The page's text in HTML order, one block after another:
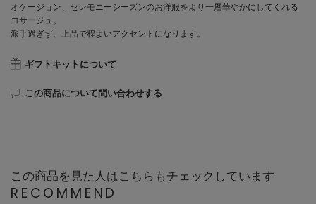
オケージョン、セレモニーシーズンのお洋服をより一層華やかにしてくれる
コサージュ。
派手過ぎず、上品で程よいアクセントになります。
ギフトキットについて
この商品について問い合わせする
この商品を見た人はこちらもチェックしています
RECOMMEND